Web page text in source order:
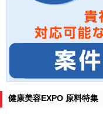
健康美容EXPO 原料特集